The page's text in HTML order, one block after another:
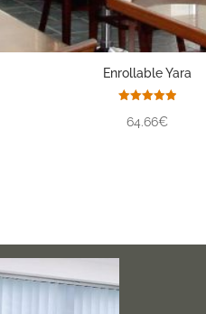
Enrollable Yara
con
64.66€